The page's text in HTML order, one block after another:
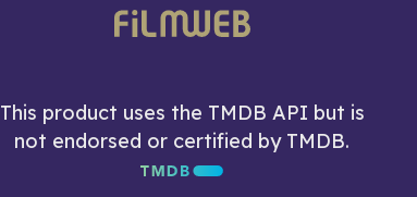
This product uses the TMDB API but is
not endorsed or certified by TMDB.